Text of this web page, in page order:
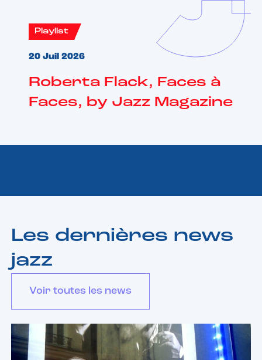
Playlist
20 Juil 2026
Roberta Flack, Faces à
Faces, by Jazz Magazine
Les dernières news
jazz
Voir toutes les news